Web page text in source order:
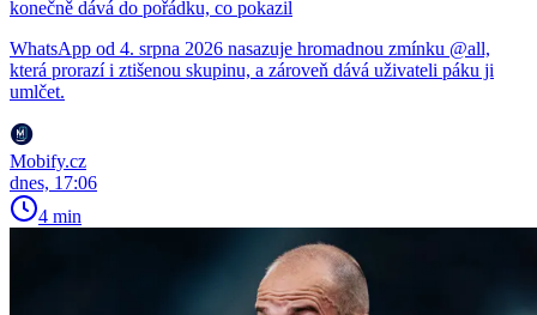
konečně dává do pořádku, co pokazil
WhatsApp od 4. srpna 2026 nasazuje hromadnou zmínku @all,
která prorazí i ztišenou skupinu, a zároveň dává uživateli páku ji
umlčet.
Mobify.cz
dnes, 17:06
4 min